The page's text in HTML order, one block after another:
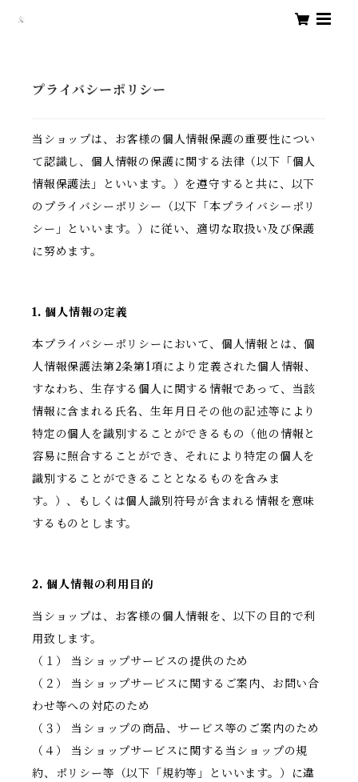
プライバシーポリシー
当ショップは、お客様の個人情報保護の重要性につい
て認識し、個人情報の保護に関する法律（以下「個人
情報保護法」といいます。）を遵守すると共に、以下
のプライバシーポリシー（以下「本プライバシーポリ
シー」といいます。）に従い、適切な取扱い及び保護
に努めます。
1. 個人情報の定義
本プライバシーポリシーにおいて、個人情報とは、個
人情報保護法第2条第1項により定義された個人情報、
すなわち、生存する個人に関する情報であって、当該
情報に含まれる氏名、生年月日その他の記述等により
特定の個人を識別することができるもの（他の情報と
容易に照合することができ、それにより特定の個人を
識別することができることとなるものを含みま
す。）、もしくは個人識別符号が含まれる情報を意味
するものとします。
2. 個人情報の利用目的
当ショップは、お客様の個人情報を、以下の目的で利
用致します。
（１） 当ショップサービスの提供のため
（２） 当ショップサービスに関するご案内、お問い合
わせ等への対応のため
（３） 当ショップの商品、サービス等のご案内のため
（４） 当ショップサービスに関する当ショップの規
約、ポリシー等（以下「規約等」といいます。）に違